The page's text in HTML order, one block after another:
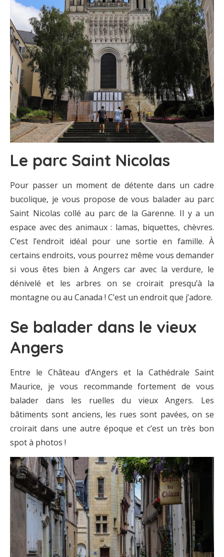
Le parc Saint Nicolas
Pour passer un moment de détente dans un cadre
bucolique, je vous propose de vous balader au parc
Saint Nicolas collé au parc de la Garenne. Il y a un
espace avec des animaux : lamas, biquettes, chèvres.
C’est l’endroit idéal pour une sortie en famille. À
certains endroits, vous pourrez même vous demander
si vous êtes bien à Angers car avec la verdure, le
dénivelé et les arbres on se croirait presqu’à la
montagne ou au Canada ! C’est un endroit que j’adore.
Se balader dans le vieux
Angers
Entre le Château d’Angers et la Cathédrale Saint
Maurice, je vous recommande fortement de vous
balader dans les ruelles du vieux Angers. Les
bâtiments sont anciens, les rues sont pavées, on se
croirait dans une autre époque et c’est un très bon
spot à photos !